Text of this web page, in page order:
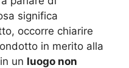
significa
occorre chiarire
in merito alla
un luogo non